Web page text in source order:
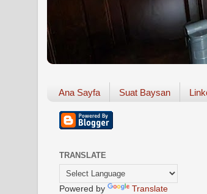
Ana Sayfa Suat Baysan
TRANSLATE
Powered by Translate